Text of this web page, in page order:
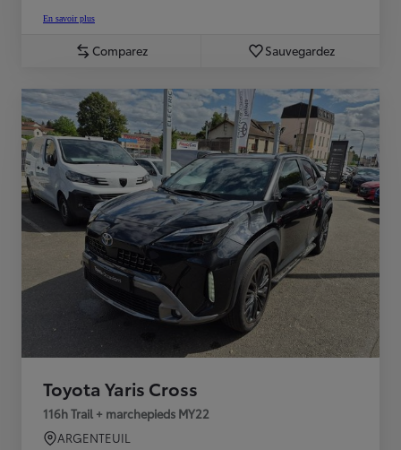
En savoir plus
Comparez Sauvegardez
Toyota Yaris Cross
116h Trail + marchepieds MY22
ARGENTEUIL